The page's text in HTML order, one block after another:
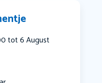
tot 6 August